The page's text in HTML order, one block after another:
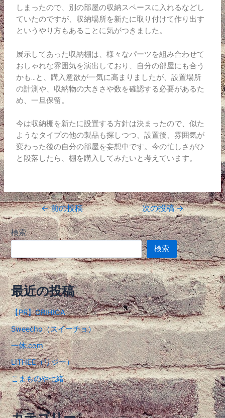
しまったので、別の部屋の収納スペースに入れるなどし
ていたのですが、収納場所を新たに取り付けて作り出す
というやり方もあることに気がつきました。
展示してあった収納棚は、様々なパーツを組み合わせて
おしゃれな雰囲気を演出しており、自分の部屋にも合う
かも…と、購入意欲が一気に高まりましたが、設置場所
の計測や、収納物の大きさや数を確認する必要があるた
め、一旦保留。
今は収納棚を新たに設置する方針は決まったので、似た
ようなタイプの他の製品も探しつつ、設置後、雰囲気が
変わった後の自分の部屋を妄想中です。今の忙しさがひ
と段落したら、棚を購入してみたいと考えています。
←前の投稿 次の投稿→
検索
検索
最近の投稿
【PR】ORIHICA
Sweecho（スイーチョ）
一休.com
LITHEE（リジー）
こまものや七緒